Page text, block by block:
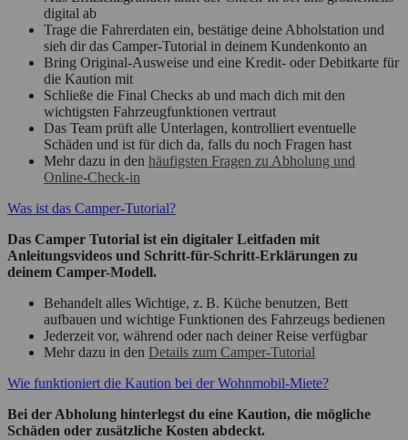
digital ab
Trage die Fahrerdaten ein, bestätige deine Abholstation und
sieh dir das Camper-Tutorial in deinem Kundenkonto an
Bring Original-Ausweise und eine Kredit- oder Debitkarte für
die Kaution mit
Schließe die Final Checks ab und mach dich mit den
wichtigsten Fahrzeugfunktionen vertraut
Das Team prüft alle Unterlagen, kontrolliert eventuelle
Schäden und ist für dich da, falls du noch Fragen hast
Mehr dazu in den häufigsten Fragen zu Abholung und
Online-Check-in
Was ist das Camper-Tutorial?
Das Camper Tutorial ist ein digitaler Leitfaden mit
Anleitungsvideos und Schritt-für-Schritt-Erklärungen zu
deinem Camper-Modell.
Behandelt alles Wichtige, z. B. Küche benutzen, Bett
aufbauen und wichtige Funktionen des Fahrzeugs bedienen
Jederzeit vor, während oder nach deiner Reise verfügbar
Mehr dazu in den Details zum Camper-Tutorial
Wie funktioniert die Kaution bei der Wohnmobil-Miete?
Bei der Abholung hinterlegst du eine Kaution, die mögliche
Schäden oder zusätzliche Kosten abdeckt.